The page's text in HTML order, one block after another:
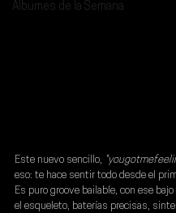
Álbumes de la Semana
Este nuevo sencillo,
eso: te hace sentir todo desde el
Es puro groove bailable, con ese
el esqueleto, baterías precisas,